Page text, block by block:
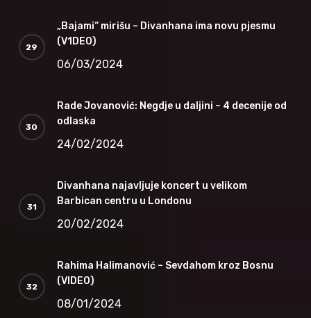
„Bajami“ mirišu – Divanhana ima novu pjesmu
(V1DEO)
06/03/2024
Rade Jovanović: Negdje u daljini – 4 decenije od
odlaska
24/02/2024
Divanhana najavljuje koncert u velikom
Barbican centru u Londonu
20/02/2024
Rahima Halimanović – Sevdahom kroz Bosnu
(VIDEO)
08/01/2024